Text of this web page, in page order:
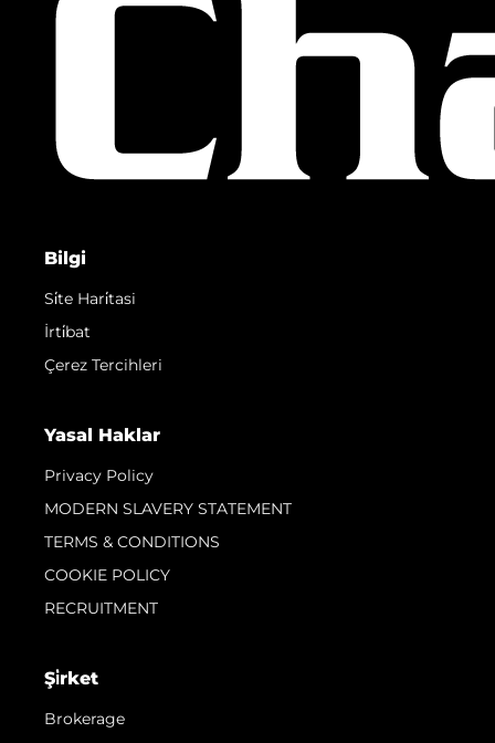
Bilgi
Si̇te Hari̇tasi
İrti̇bat
Çerez Tercihleri
Yasal Haklar
Privacy Policy
MODERN SLAVERY STATEMENT
TERMS & CONDITIONS
COOKIE POLICY
RECRUITMENT
Şi̇rket
Brokerage